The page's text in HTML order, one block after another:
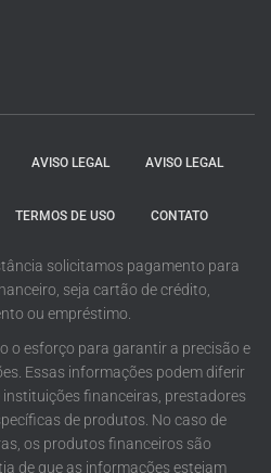
AVISO LEGAL AVISO LEGAL
TERMOS DE USO CONTATO
solicitamos pagamento para
seja cartão de crédito,
ou empréstimo.
o esforço para garantir a precisão e
Essas informações podem diferir
instituições financeiras, prestadores
de produtos. No caso de
os produtos financeiros são
de que as informações estejam